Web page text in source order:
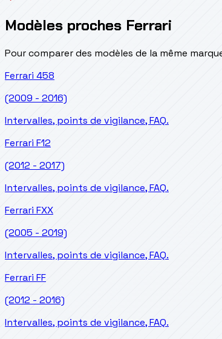
Modèles proches Ferrari
Pour comparer des modèles de la même
Ferrari 458
(2009 - 2016)
Intervalles, points de vigilance, FAQ.
Ferrari F12
(2012 - 2017)
Intervalles, points de vigilance, FAQ.
Ferrari FXX
(2005 - 2019)
Intervalles, points de vigilance, FAQ.
Ferrari FF
(2012 - 2016)
Intervalles, points de vigilance, FAQ.